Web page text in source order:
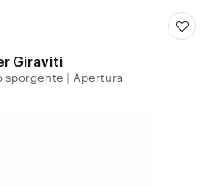
Giraviti
sporgente
Apertura